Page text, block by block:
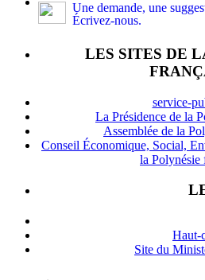
Une demande, une
Écrivez-nous.
LES SITES DE
service-
La Présidence de la
Assemblée de la
Conseil Économique, Social,
la Polynésie
Haut-
Site du